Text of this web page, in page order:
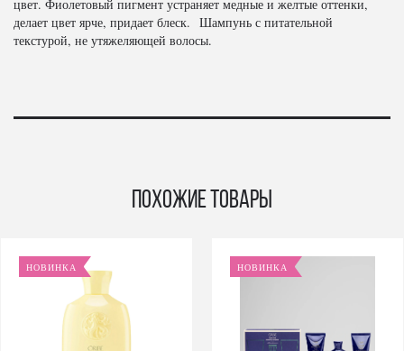
цвет. Фиолетовый пигмент устраняет медные и желтые оттенки,
делает цвет ярче, придает блеск. Шампунь с питательной
текстурой, не утяжеляющей волосы.
Похожие товары
НОВИНКА НОВИНКА